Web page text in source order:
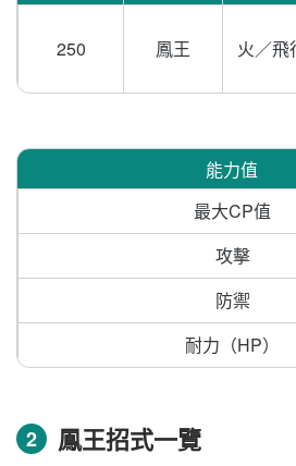
250 鳳王 火／飛
能力值
最大CP值
攻擊
防禦
耐力（HP）
2 鳳王招式一覽